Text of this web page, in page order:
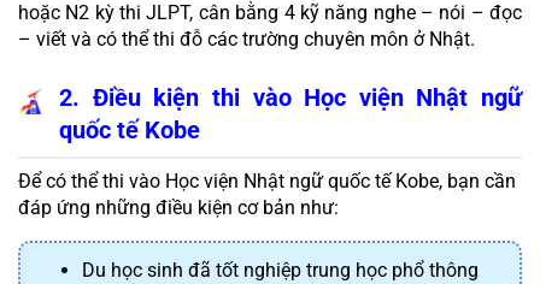
hoặc N2 kỳ thi JLPT, cân bằng 4 kỹ năng nghe – nói – đọc
– viết và có thể thi đỗ các trường chuyên môn ở Nhật.
2. Điều kiện thi vào Học viện Nhật ngữ
quốc tế Kobe
Để có thể thi vào Học viện Nhật ngữ quốc tế Kobe, bạn cần
đáp ứng những điều kiện cơ bản như:
Du học sinh đã tốt nghiệp trung học phổ thông